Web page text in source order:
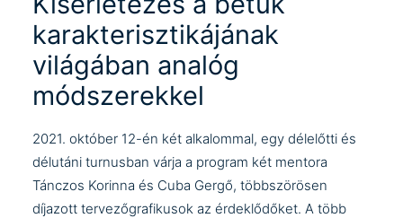
karakterisztikájának
világában analóg
módszerekkel
2021. október 12-én két alkalommal, egy délelőtti és
délutáni turnusban várja a program két mentora
Tánczos Korinna és Cuba Gergő, többszörösen
díjazott tervezőgrafikusok az érdeklődőket. A több